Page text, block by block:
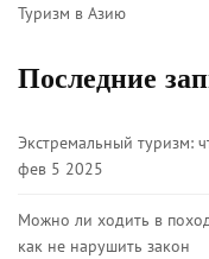
Туризм в Азию
Последние
Экстремальный туризм:
фев 5 2025
Можно ли ходить в
как не нарушить закон